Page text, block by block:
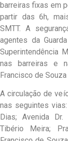
barreiras fixas em
partir das 6h,
SMTT. A
agentes da
Superintendência
nas barreiras e
Francisco de
A circulação de
nas seguintes vias:
Dias; Avenida Dr.
Tibério Meira;